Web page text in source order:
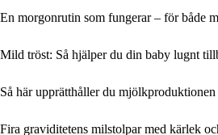
En morgonrutin som fungerar – för både
Mild tröst: Så hjälper du din baby lugnt
Så här upprätthåller du
Fira graviditetens milstolpar med kärlek